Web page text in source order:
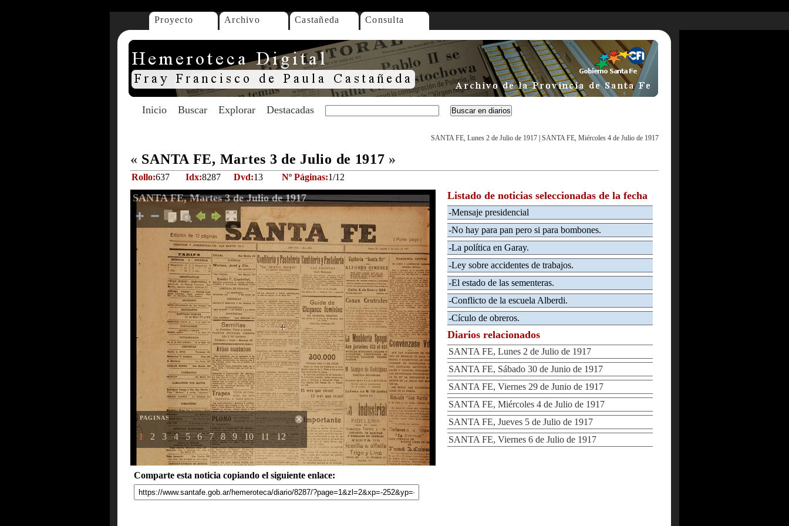
Proyecto Archivo Castañeda Consulta
Inicio Buscar Explorar Destacadas
SANTA FE, Lunes 2 de Julio de 1917 SANTA FE, Miércoles 4 de Julio de 1917
« SANTA FE, Martes 3 de Julio de 1917 »
Rollo:637 Idx:8287 Dvd:13 Nº Páginas:1/12
SANTA FE, Martes 3 de Julio de 1917
PAGINAS
1 2 3 4 5 6 7 8 9 10 11 12
Comparte esta noticia copiando el siguiente enlace:
Listado de noticias seleccionadas de la fecha
-Mensaje presidencial
-No hay para pan pero si para bombones.
-La política en Garay.
-Ley sobre accidentes de trabajos.
-El estado de las sementeras.
-Conflicto de la escuela Alberdi.
-Cículo de obreros.
Diarios relacionados
SANTA FE, Lunes 2 de Julio de 1917
SANTA FE, Sábado 30 de Junio de 1917
SANTA FE, Viernes 29 de Junio de 1917
SANTA FE, Miércoles 4 de Julio de 1917
SANTA FE, Jueves 5 de Julio de 1917
SANTA FE, Viernes 6 de Julio de 1917